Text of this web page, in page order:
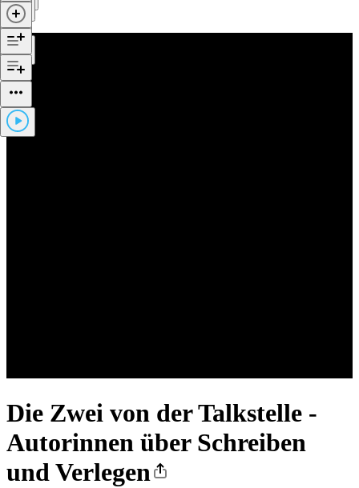
Die Zwei von der Talkstelle -
Autorinnen über Schreiben
und Verlegen